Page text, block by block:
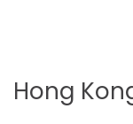
Hong